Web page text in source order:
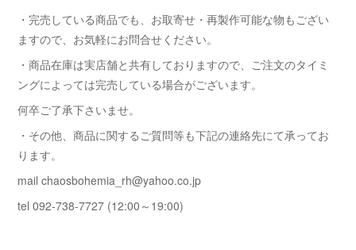
・完売している商品でも、お取寄せ・再製作可能な物もござい
ますので、お気軽にお問合せください。
・商品在庫は実店舗と共有しておりますので、ご注文のタイミ
ングによっては完売している場合がございます。
何卒ご了承下さいませ。
・その他、商品に関するご質問等も下記の連絡先にて承ってお
ります。
mail chaosbohemia_rh@yahoo.co.jp
tel 092-738-7727 (12:00～19:00)